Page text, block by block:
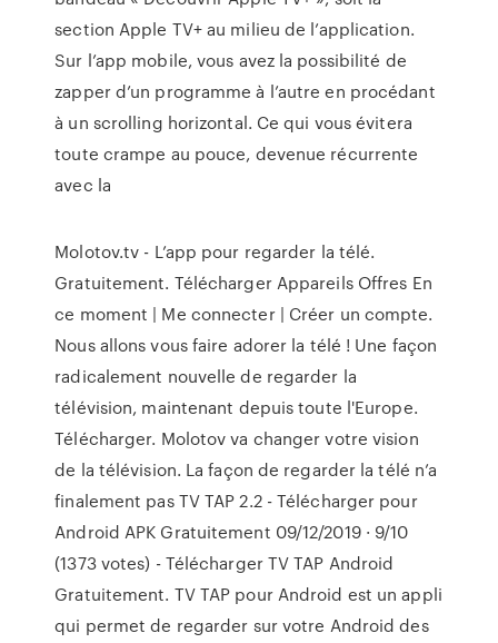
section Apple TV+ au milieu de l’application.
Sur l’app mobile, vous avez la possibilité de
zapper d’un programme à l’autre en procédant
à un scrolling horizontal. Ce qui vous évitera
toute crampe au pouce, devenue récurrente
avec la
Molotov.tv - L’app pour regarder la télé.
Gratuitement. Télécharger Appareils Offres En
ce moment | Me connecter | Créer un compte.
Nous allons vous faire adorer la télé ! Une façon
radicalement nouvelle de regarder la
télévision, maintenant depuis toute l'Europe.
Télécharger. Molotov va changer votre vision
de la télévision. La façon de regarder la télé n’a
finalement pas TV TAP 2.2 - Télécharger pour
Android APK Gratuitement 09/12/2019 · 9/10
(1373 votes) - Télécharger TV TAP Android
Gratuitement. TV TAP pour Android est un appli
qui permet de regarder sur votre Android des